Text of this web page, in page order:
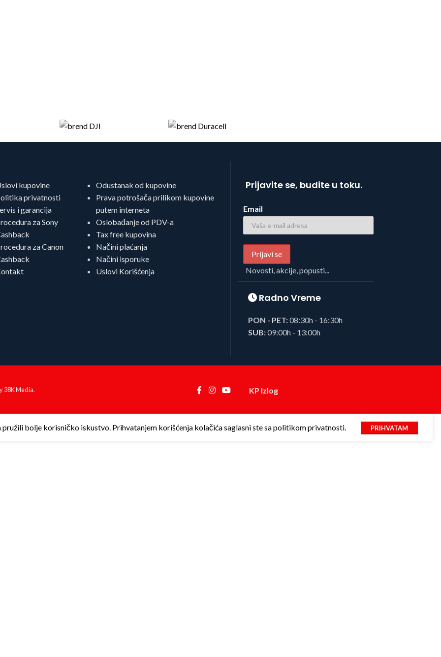
kupovine
privatnosti
i garancija
za Sony
za Canon
Odustanak od kupovine
Prava potrošača prilikom kupovine
putem interneta
Oslobađanje od PDV-a
Tax free kupovina
Načini plaćanja
Načini isporuke
Uslovi Korišćenja
Prijavite se, budite u toku.
Email
Novosti, akcije, popusti...
Radno Vreme
PON - PET:08:30h - 16:30h
SUB:09:00h - 13:00h
38K Media. KP Izlog
bolje korisničko iskustvo. Prihvatanjem korišćenja kolačića saglasni ste sa politikom privatnosti. PRIHVATAM